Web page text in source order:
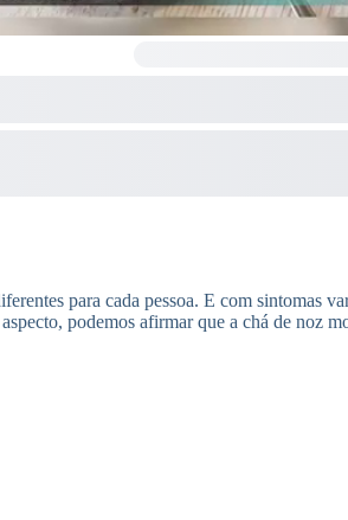
para cada pessoa. E com sintomas
podemos afirmar que a chá de noz